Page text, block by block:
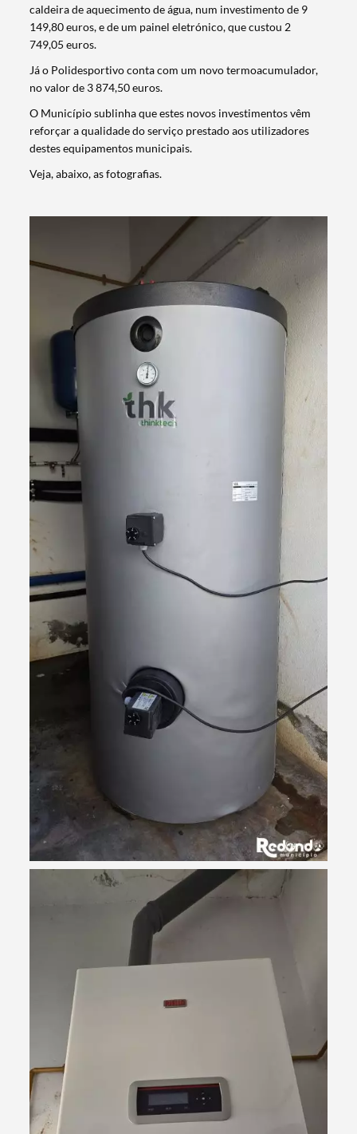
caldeira de aquecimento de água, num investimento de 9
149,80 euros, e de um painel eletrónico, que custou 2
749,05 euros.
Já o Polidesportivo conta com um novo termoacumulador,
no valor de 3 874,50 euros.
O Município sublinha que estes novos investimentos vêm
reforçar a qualidade do serviço prestado aos utilizadores
destes equipamentos municipais.
Veja, abaixo, as fotografias.